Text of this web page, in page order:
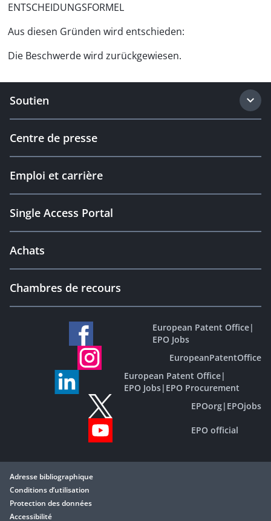
ENTSCHEIDUNGSFORMEL
Aus diesen Gründen wird entschieden:
Die Beschwerde wird zurückgewiesen.
Soutien
Centre de presse
Emploi et carrière
Single Access Portal
Achats
Chambres de recours
European Patent Office|
EPO Jobs
EuropeanPatentOffice
European Patent Office|
EPO Jobs| EPO Procurement
EPOorg| EPOjobs
EPO official
Adresse bibliographique
Conditions d’utilisation
Protection des données
Accessibilité